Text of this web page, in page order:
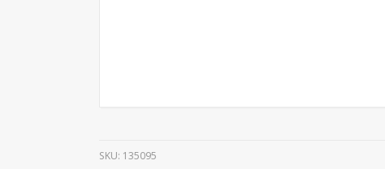
SKU: 135095